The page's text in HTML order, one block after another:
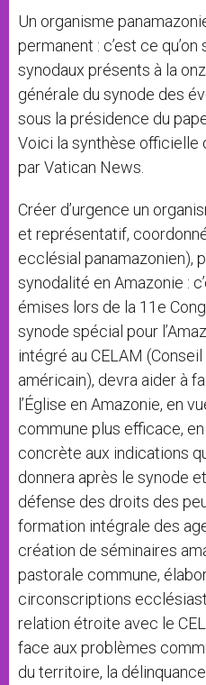
Un organisme
permanent : c’est ce
synodaux présents à la
générale du synode des
sous la présidence du
Voici la synthèse officielle
par Vatican News.
Créer d’urgence un
et représentatif,
ecclésial panamazonien),
synodalité en Amazonie :
émises lors de la 11e
synode spécial pour
intégré au CELAM
américain), devra aider à
l’Église en Amazonie, en
commune plus efficace,
concrète aux indications
donnera après le synode
défense des droits des
formation intégrale des
création de séminaires
pastorale commune,
circonscriptions
relation étroite avec le
face aux problèmes
du territoire, la